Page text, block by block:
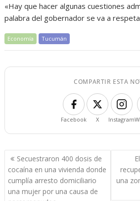
«Hay que hacer algunas cuestiones
palabra del gobernador se va a
Economía Tucumán
COMPARTIR ESTA
Facebook X Instagram
Navegación
de
entradas
Secuestraron 400 dosis de
cocaína en una vivienda donde
cumplía arresto domiciliario
una mujer por una causa de
una